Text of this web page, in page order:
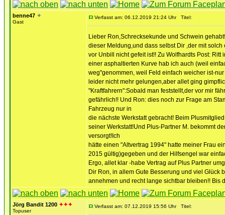
benne47 ✦
Gast
Verfasst am: 06.12.2019 21:24 Uhr Titel:
Lieber Ron,Schrecksekunde und Schwein
dieser Meldung,und dass selbst Dir ,der mit solch
vor Unbill nicht gefeit ist!! Zu Wolfhardts Post: Ritt
einer asphaltierten Kurve hab ich auch (weil
weg"genommen, weil Feld einfach weicher ist-
leider nicht mehr gelungen,aber allet ging
"Kraftfahrern":Sobald man feststellt,der vor mir
gefährlich!! Und Ron: dies noch zur Frage am
Fahrzeug nur in
die nächste Werkstatt gebracht! Beim
seiner Werkstatt!Und Plus-Partner M. bekommt
versorgt!Ich
hätte einen "Altvertrag 1994" hatte meiner Frau
2015 gültig)gegeben und der Hilfsengel war
Ergo, allet klar -habe Vertrag auf Plus Partner
Dir Ron, in allem Gute Besserung und viel
annehmen und recht lange sichtbar bleiben!! Bis
Jörg Bandit 1200 ✦✦✦
Topuser
Verfasst am: 07.12.2019 15:56 Uhr Titel: